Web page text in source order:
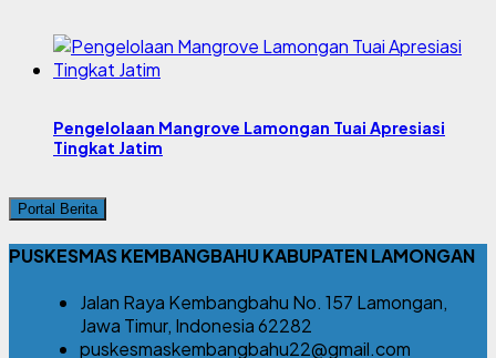
Pengelolaan Mangrove Lamongan Tuai Apresiasi
Tingkat Jatim
Portal Berita
PUSKESMAS KEMBANGBAHU KABUPATEN LAMONGAN
Jalan Raya Kembangbahu No. 157 Lamongan,
Jawa Timur, Indonesia 62282
puskesmaskembangbahu22@gmail.com